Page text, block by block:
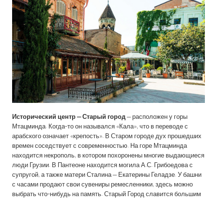
Исторический центр – Старый город– расположен у горы
Мтацминда. Когда-то он назывался «Кала», что в переводе с
арабского означает «крепость». В Старом городе дух прошедших
времен соседствует с современностью. На горе Мтацминда
находится некрополь, в котором похоронены многие выдающиеся
люди Грузии. В Пантеоне находится могила А.С. Грибоедова с
супругой, а также матери Сталина – Екатерины Геладзе. У башни
с часами продают свои сувениры ремесленники, здесь можно
выбрать что-нибудь на память. Старый Город славится большим